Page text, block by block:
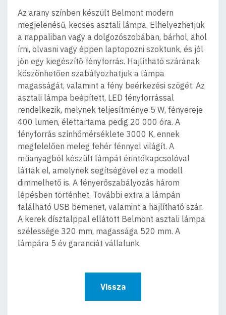
Az arany színben készült Belmont modern
megjelenésű, kecses asztali lámpa. Elhelyezhetjük
a nappaliban vagy a dolgozószobában, bárhol, ahol
írni, olvasni vagy éppen laptopozni szoktunk, és jól
jön egy kiegészítő fényforrás. Hajlítható szárának
köszönhetően szabályozhatjuk a lámpa
magasságát, valamint a fény beérkezési szögét. Az
asztali lámpa beépített, LED fényforrással
rendelkezik, melynek teljesítménye 5 W, fényereje
400 lumen, élettartama pedig 20 000 óra. A
fényforrás színhőmérséklete 3000 K, ennek
megfelelően meleg fehér fénnyel világít. A
műanyagból készült lámpát érintőkapcsolóval
látták el, amelynek segítségével ez a modell
dimmelhető is. A fényerőszabályozás három
lépésben történhet. További extra a lámpán
található USB bemenet, valamint a hajlítható szár.
A kerek dísztalppal ellátott Belmont asztali lámpa
szélessége 320 mm, magassága 520 mm. A
lámpára 5 év garanciát vállalunk.
Vissza